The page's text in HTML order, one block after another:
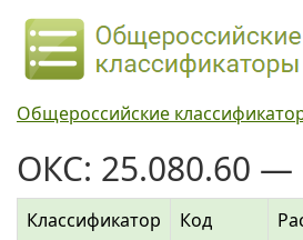
Общероссийские
ОКС: 25.080.60 —
Классификатор Код